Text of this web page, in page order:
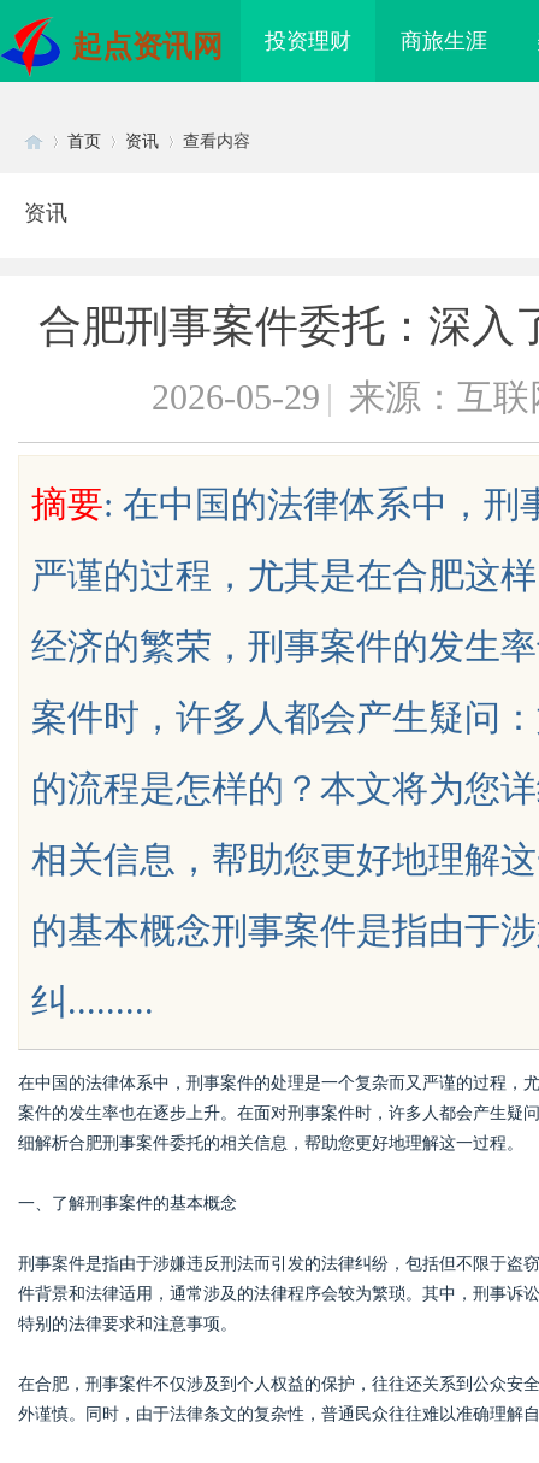
起点资讯网 投资理财 商旅生涯
uz
Bo
首页 资讯 查看内容
资讯
合肥刑事案件委托：深入
2026-05-29 | 来源：互联
摘要: 在中国的法律体系中，刑
严谨的过程，尤其是在合肥这
经济的繁荣，刑事案件的发生
案件时，许多人都会产生疑问
的流程是怎样的？本文将为您
相关信息，帮助您更好地理解
的基本概念刑事案件是指由于
纠.........
在中国的法律体系中，刑事案件的处理是一个复杂而又严谨的过程，
案件的发生率也在逐步上升。在面对刑事案件时，许多人都会产生疑
细解析合肥刑事案件委托的相关信息，帮助您更好地理解这一过程。
一、了解刑事案件的基本概念
刑事案件是指由于涉嫌违反刑法而引发的法律纠纷，包括但不限于盗
件背景和法律适用，通常涉及的法律程序会较为繁琐。其中，刑事诉
特别的法律要求和注意事项。
在合肥，刑事案件不仅涉及到个人权益的保护，往往还关系到公众安
外谨慎。同时，由于法律条文的复杂性，普通民众往往难以准确理解
限公司董事长陈世超 代材料革命